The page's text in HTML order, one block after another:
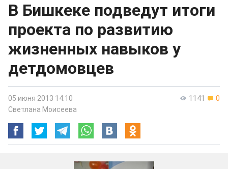
В Бишкеке подведут итоги
проекта по развитию
жизненных навыков у
детдомовцев
1141 0
05 июня 2013 14:10
Светлана Моисеева